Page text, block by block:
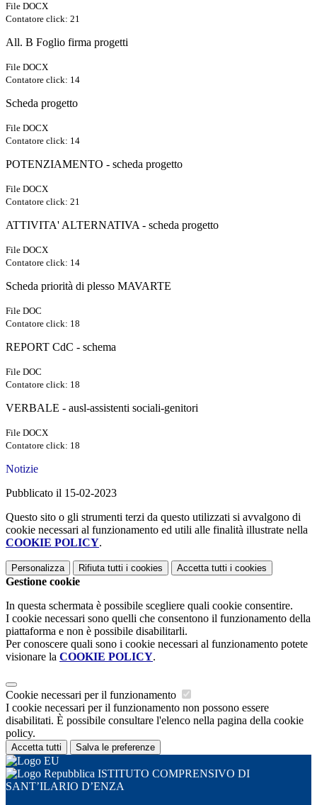
File DOCX
Contatore click: 21
All. B Foglio firma progetti
File DOCX
Contatore click: 14
Scheda progetto
File DOCX
Contatore click: 14
POTENZIAMENTO - scheda progetto
File DOCX
Contatore click: 21
ATTIVITA' ALTERNATIVA - scheda progetto
File DOCX
Contatore click: 14
Scheda priorità di plesso MAVARTE
File DOC
Contatore click: 18
REPORT CdC - schema
File DOC
Contatore click: 18
VERBALE - ausl-assistenti sociali-genitori
File DOCX
Contatore click: 18
Notizie
Pubblicato il 15-02-2023
Questo sito o gli strumenti terzi da questo utilizzati si avvalgono di
cookie necessari al funzionamento ed utili alle finalità illustrate nella
COOKIE POLICY.
Personalizza Rifiuta tutti i cookies Accetta tutti i cookies
Gestione cookie
In questa schermata è possibile scegliere quali cookie consentire.
I cookie necessari sono quelli che consentono il funzionamento della
piattaforma e non è possibile disabilitarli.
Per conoscere quali sono i cookie necessari al funzionamento potete
visionare la COOKIE POLICY.
Cookie necessari per il funzionamento
I cookie necessari per il funzionamento non possono essere
disabilitati. È possibile consultare l'elenco nella pagina della cookie
policy.
Accetta tutti Salva le preferenze
ISTITUTO COMPRENSIVO DI
SANT’ILARIO D’ENZA